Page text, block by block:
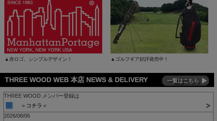
▲赤ロゴ、シンプルデザイン！ ▲ゴルフギア好評発売中！
THREE WOOD WEB 本店 NEWS & DELIVERY 一覧はこちら
THREE WOOD メンバー登録は
＞コチラ＜
2026/08/06